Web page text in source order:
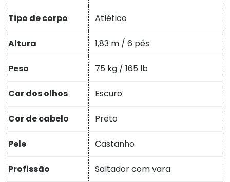
Tipo de corpo Atlético
Altura 1,83 m / 6 pés
Peso 75 kg / 165 lb
Cor dos olhos Escuro
Cor de cabelo Preto
Pele Castanho
Profissão Saltador com vara